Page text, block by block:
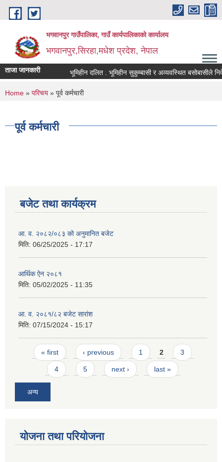
Skip to main content
भगवानपुर गाउँपालिका, गाउँ कार्यपालिकाको कार्यालय
भगवानपुर,सिरहा,मधेश प्रदेश, नेपाल
ताजा जानकारी भूमिहीन दलित . भूमिहीन सुकुम्बासी र अव्यवस्थित बसोबासीले
You are here
Home » परिचय » पूर्व कर्मचारी
पूर्व कर्मचारी
बजेट तथा कार्यक्रम
आ. व. २०८२/०८३ को अनुमानित बजेट
मिति: 06/25/2025 - 17:17
आर्थिक ऐन २०८१
मिति: 05/02/2025 - 11:35
आ. व. २०८१/८२ बजेट सारांश
मिति: 07/15/2024 - 15:17
Pages
« first ‹ previous 1 2 3
4 5 next › last »
अन्य
योजना तथा परियोजना